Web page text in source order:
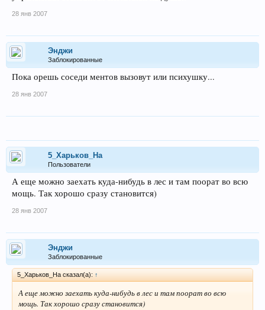
28 янв 2007
Энджи
Заблокированные
Пока орешь соседи ментов вызовут или психушку...
28 янв 2007
5_Харьков_На
Пользователи
А еще можно заехать куда-нибудь в лес и там поорат во всю
мощь. Так хорошо сразу становится)
28 янв 2007
Энджи
Заблокированные
5_Харьков_На сказал(а): ↑
А еще можно заехать куда-нибудь в лес и там поорат во всю
мощь. Так хорошо сразу становится)